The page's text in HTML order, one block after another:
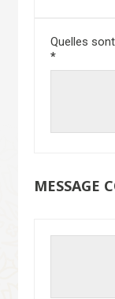
Quelles
*
MESSAGE